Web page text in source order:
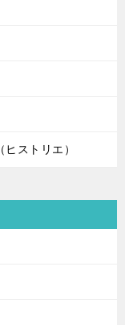
ストリエ）